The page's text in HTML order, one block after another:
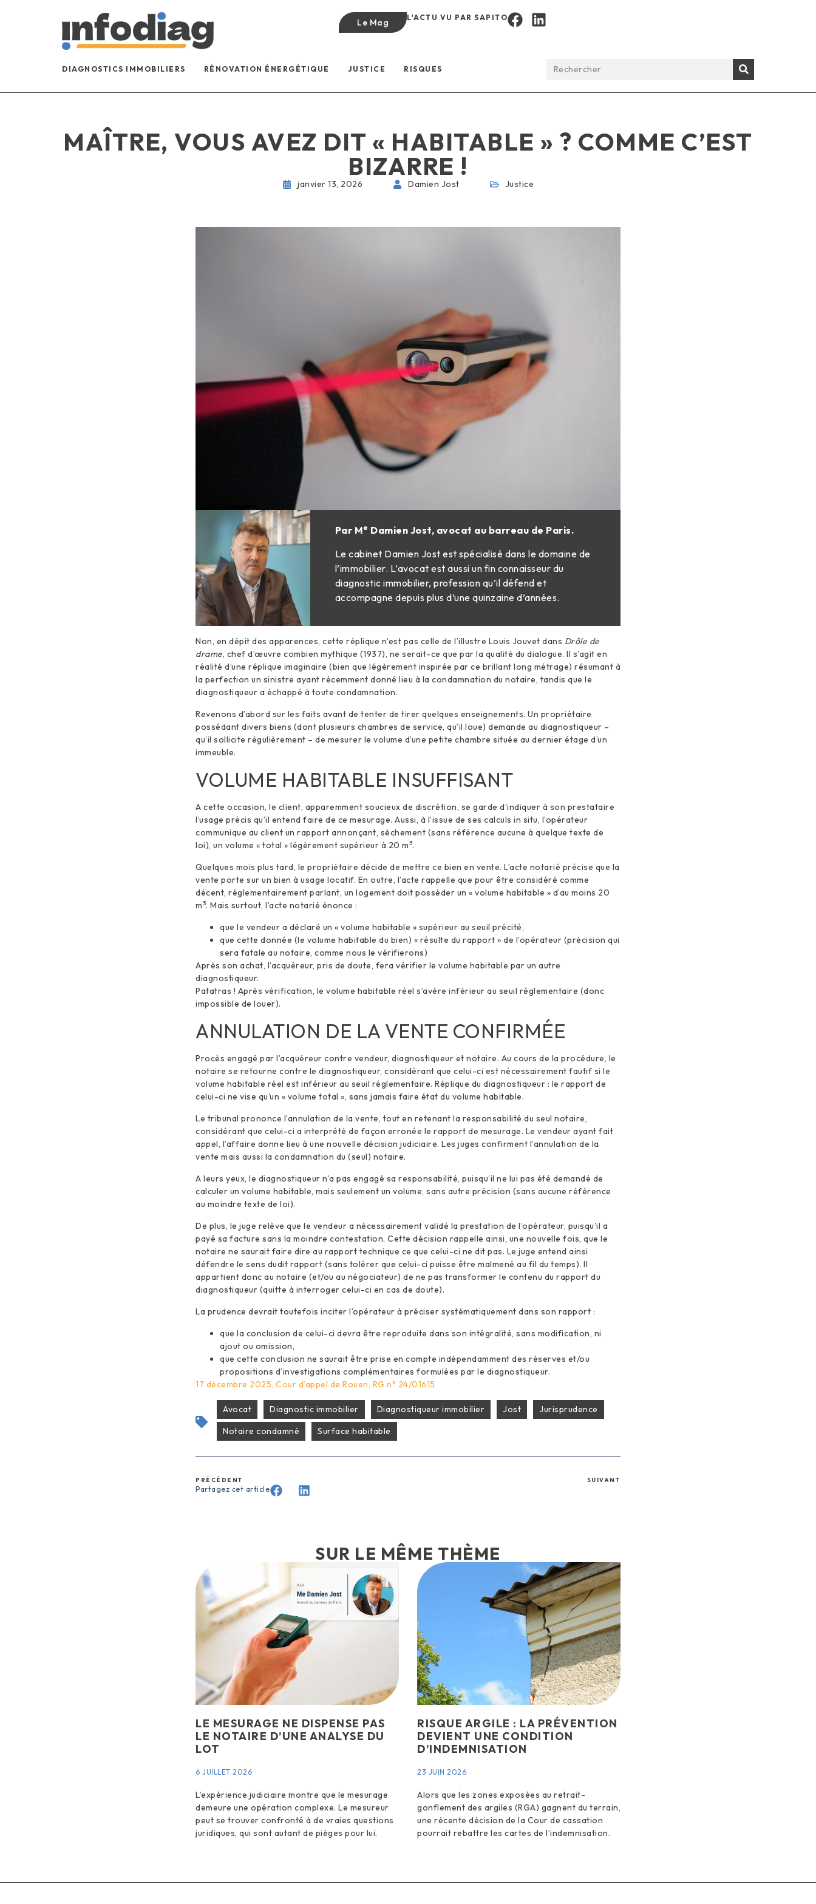
Le Mag L'ACTU VU PAR SAPITO
DIAGNOSTICS IMMOBILIERS RÉNOVATION ÉNERGÉTIQUE JUSTICE RISQUES
MAÎTRE, VOUS AVEZ DIT « HABITABLE » ? COMME C’EST
BIZARRE !
janvier 13, 2026 Damien Jost Justice
Par Me Damien Jost, avocat au barreau de Paris.
Le cabinet Damien Jost est spécialisé dans le domaine de
l’immobilier. L’avocat est aussi un fin connaisseur du
diagnostic immobilier, profession qu’il défend et
accompagne depuis plus d’une quinzaine d’années.
Non, en dépit des apparences, cette réplique n’est pas celle de l’illustre Louis Jouvet dans Drôle de
drame, chef d’œuvre combien mythique (1937), ne serait-ce que par la qualité du dialogue. Il s’agit en
réalité d’une réplique imaginaire (bien que légèrement inspirée par ce brillant long métrage) résumant à
la perfection un sinistre ayant récemment donné lieu à la condamnation du notaire, tandis que le
diagnostiqueur a échappé à toute condamnation.
Revenons d’abord sur les faits avant de tenter de tirer quelques enseignements. Un propriétaire
possédant divers biens (dont plusieurs chambres de service, qu’il loue) demande au diagnostiqueur –
qu’il sollicite régulièrement – de mesurer le volume d’une petite chambre située au dernier étage d’un
immeuble.
VOLUME HABITABLE INSUFFISANT
A cette occasion, le client, apparemment soucieux de discrétion, se garde d’indiquer à son prestataire
l’usage précis qu’il entend faire de ce mesurage. Aussi, à l’issue de ses calculs in situ, l’opérateur
communique au client un rapport annonçant, sèchement (sans référence aucune à quelque texte de
loi), un volume « total » légèrement supérieur à 20 m3.
Quelques mois plus tard, le propriétaire décide de mettre ce bien en vente. L’acte notarié précise que la
vente porte sur un bien à usage locatif. En outre, l’acte rappelle que pour être considéré comme
décent, réglementairement parlant, un logement doit posséder un « volume habitable » d’au moins 20
m3. Mais surtout, l’acte notarié énonce :
que le vendeur a déclaré un « volume habitable » supérieur au seuil précité,
que cette donnée (le volume habitable du bien) « résulte du rapport » de l’opérateur (précision qui
sera fatale au notaire, comme nous le vérifierons)
Après son achat, l’acquéreur, pris de doute, fera vérifier le volume habitable par un autre
diagnostiqueur.
Patatras ! Après vérification, le volume habitable réel s’avère inférieur au seuil réglementaire (donc
impossible de louer).
ANNULATION DE LA VENTE CONFIRMÉE
Procès engagé par l’acquéreur contre vendeur, diagnostiqueur et notaire. Au cours de la procédure, le
notaire se retourne contre le diagnostiqueur, considérant que celui-ci est nécessairement fautif si le
volume habitable réel est inférieur au seuil réglementaire. Réplique du diagnostiqueur : le rapport de
celui-ci ne vise qu’un « volume total », sans jamais faire état du volume habitable.
Le tribunal prononce l’annulation de la vente, tout en retenant la responsabilité du seul notaire,
considérant que celui-ci a interprété de façon erronée le rapport de mesurage. Le vendeur ayant fait
appel, l’affaire donne lieu à une nouvelle décision judiciaire. Les juges confirment l’annulation de la
vente mais aussi la condamnation du (seul) notaire.
A leurs yeux, le diagnostiqueur n’a pas engagé sa responsabilité, puisqu’il ne lui pas été demandé de
calculer un volume habitable, mais seulement un volume, sans autre précision (sans aucune référence
au moindre texte de loi).
De plus, le juge relève que le vendeur a nécessairement validé la prestation de l’opérateur, puisqu’il a
payé sa facture sans la moindre contestation. Cette décision rappelle ainsi, une nouvelle fois, que le
notaire ne saurait faire dire au rapport technique ce que celui-ci ne dit pas. Le juge entend ainsi
défendre le sens dudit rapport (sans tolérer que celui-ci puisse être malmené au fil du temps). Il
appartient donc au notaire (et/ou au négociateur) de ne pas transformer le contenu du rapport du
diagnostiqueur (quitte à interroger celui-ci en cas de doute).
La prudence devrait toutefois inciter l’opérateur à préciser systématiquement dans son rapport :
que la conclusion de celui-ci devra être reproduite dans son intégralité, sans modification, ni
ajout ou omission,
que cette conclusion ne saurait être prise en compte indépendamment des réserves et/ou
propositions d’investigations complémentaires formulées par le diagnostiqueur.
17 décembre 2025, Cour d’appel de Rouen, RG n° 24/01615
Avocat Diagnostic immobilier Diagnostiqueur immobilier Jost
Jurisprudence
Notaire condamné
Surface habitable
PRÉCÉDENT SUIVANT
Partagez cet article
SUR LE MÊME THÈME
LE MESURAGE NE DISPENSE PAS
LE NOTAIRE D’UNE ANALYSE DU
LOT
6 JUILLET 2026
L’expérience judiciaire montre que le mesurage
demeure une opération complexe. Le mesureur
peut se trouver confronté à de vraies questions
juridiques, qui sont autant de pièges pour lui.
RISQUE ARGILE : LA PRÉVENTION
DEVIENT UNE CONDITION
D’INDEMNISATION
23 JUIN 2026
Alors que les zones exposées au retrait-
gonflement des argiles (RGA) gagnent du terrain,
une récente décision de la Cour de cassation
pourrait rebattre les cartes de l’indemnisation.